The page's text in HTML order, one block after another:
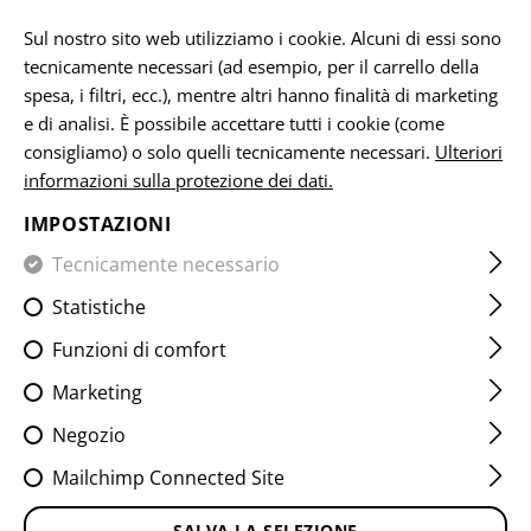
WET WEATHER JACKETS
ABBIGLIAMENTO
FILTRO
Nessun prodotto trovato.
Sul nostro sito web utilizziamo i cookie. Alcuni di essi sono
tecnicamente necessari (ad esempio, per il carrello della
spesa, i filtri, ecc.), mentre altri hanno finalità di marketing
e di analisi. È possibile accettare tutti i cookie (come
consigliamo) o solo quelli tecnicamente necessari. Ulteriori
informazioni sulla protezione dei dati.
IMPOSTAZIONI
Tecnicamente necessario
Statistiche
Funzioni di comfort
Marketing
Negozio
Mailchimp Connected Site